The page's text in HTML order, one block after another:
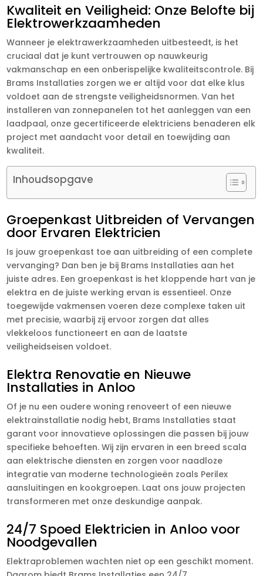
Kwaliteit en Veiligheid: Onze Belofte bij
Elektrowerkzaamheden
Wanneer je elektrawerkzaamheden uitbesteedt, is het
cruciaal dat je kunt vertrouwen op nauwkeurig
vakmanschap en een onberispelijke kwaliteitscontrole. Bij
Brams Installaties zorgen we er altijd voor dat elke klus
voldoet aan de strengste veiligheidsnormen. Van het
installeren van zonnepanelen tot het aanleggen van een
laadpaal, onze gecertificeerde elektriciens benaderen elk
project met aandacht voor detail en toewijding aan
kwaliteit.
Inhoudsopgave
Groepenkast Uitbreiden of Vervangen
door Ervaren Elektricien
Is jouw groepenkast toe aan uitbreiding of een complete
vervanging? Dan ben je bij Brams Installaties aan het
juiste adres. Een groepenkast is het kloppende hart van je
elektra en de juiste werking ervan is essentieel. Onze
toegewijde vakmensen voeren deze complexe taken uit
met precisie, waarbij zij ervoor zorgen dat alles
vlekkeloos functioneert en aan de laatste
veiligheidseisen voldoet.
Elektra Renovatie en Nieuwe
Installaties in Anloo
Of je nu een oudere woning renoveert of een nieuwe
elektrainstallatie nodig hebt, Brams Installaties staat
garant voor innovatieve oplossingen die passen bij jouw
specifieke behoeften. Wij zijn ervaren in een breed scala
aan elektrische diensten en zorgen voor naadloze
integratie van moderne technologieën zoals Perilex
aansluitingen en kookgroepen. Laat ons jouw projecten
transformeren met onze deskundige aanpak.
24/7 Spoed Elektricien in Anloo voor
Noodgevallen
Elektraproblemen wachten niet op een geschikt moment.